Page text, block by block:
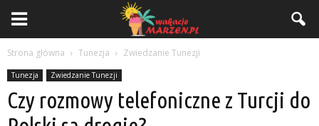
Strona główna Tunezja Zwiedzanie Tunezji
Tunezja Zwiedzanie Tunezji
Czy rozmowy telefoniczne z Turcji do